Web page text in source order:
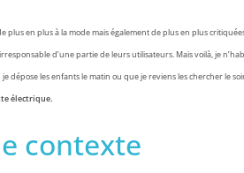
plus en plus à la mode mais également de plus en plus
d’une partie de leurs utilisateurs. Mais voilà, je
je dépose les enfants le matin ou que je reviens les chercher le
électrique.
contexte